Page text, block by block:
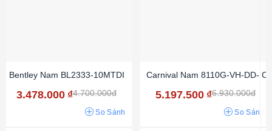
Bentley Nam BL2333-10MTDI
3.478.000 ₫4.700.000đ
So Sánh
Carnival Nam 8110G-VH-DD-N
5.197.500 ₫6.930.000đ
So Sánh